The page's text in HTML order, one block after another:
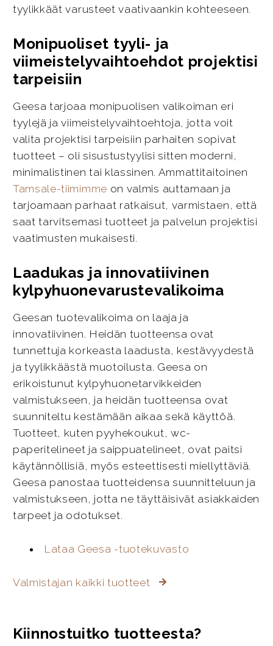
tyylikkäät varusteet vaativaankin kohteeseen.
Monipuoliset tyyli- ja
viimeistelyvaihtoehdot projektisi
tarpeisiin
Geesa tarjoaa monipuolisen valikoiman eri
tyylejä ja viimeistelyvaihtoehtoja, jotta voit
valita projektisi tarpeisiin parhaiten sopivat
tuotteet – oli sisustustyylisi sitten moderni,
minimalistinen tai klassinen. Ammattitaitoinen
Tamsale-tiimimme on valmis auttamaan ja
tarjoamaan parhaat ratkaisut, varmistaen, että
saat tarvitsemasi tuotteet ja palvelun projektisi
vaatimusten mukaisesti.
Laadukas ja innovatiivinen
kylpyhuonevarustevalikoima
Geesan tuotevalikoima on laaja ja
innovatiivinen. Heidän tuotteensa ovat
tunnettuja korkeasta laadusta, kestävyydestä
ja tyylikkäästä muotoilusta. Geesa on
erikoistunut kylpyhuonetarvikkeiden
valmistukseen, ja heidän tuotteensa ovat
suunniteltu kestämään aikaa sekä käyttöä.
Tuotteet, kuten pyyhekoukut, wc-
paperitelineet ja saippuatelineet, ovat paitsi
käytännöllisiä, myös esteettisesti miellyttäviä.
Geesa panostaa tuotteidensa suunnitteluun ja
valmistukseen, jotta ne täyttäisivät asiakkaiden
tarpeet ja odotukset.
Lataa Geesa -tuotekuvasto
Valmistajan kaikki tuotteet
Kiinnostuitko tuotteesta?